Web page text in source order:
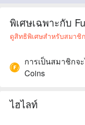
พิเศษเฉพาะกับ
ดูสิทธิพิเศษสำหรับสมาชิ
การเป็นสมาชิกจ
Coins
ไฮไลท์